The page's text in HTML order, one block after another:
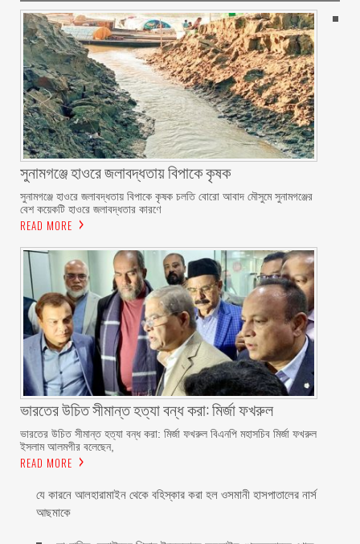
সুনামগঞ্জে হাওরে জলাবদ্ধতায় বিপাকে কৃষক
সুনামগঞ্জে হাওরে জলাবদ্ধতায় বিপাকে কৃষক চলতি বোরো আবাদ মৌসুমে সুনামগঞ্জের
বেশ কয়েকটি হাওরে জলাবদ্ধতার কারণে
READ MORE
ভারতের উচিত সীমান্ত হত্যা বন্ধ করা: মির্জা ফখরুল
ভারতের উচিত সীমান্ত হত্যা বন্ধ করা: মির্জা ফখরুল বিএনপি মহাসচিব মির্জা ফখরুল
ইসলাম আলমগীর বলেছেন,
READ MORE
যে কারনে আলহারামাইন থেকে বহিস্কার করা হল ওসমানী হাসপাতালের নার্স
আছমাকে